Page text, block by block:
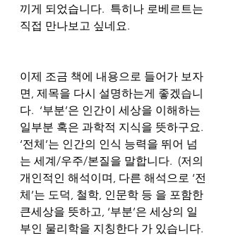
끼게 되었습니다.  특히나 로베르트는
직접 만나보고 싶네요.
이제 조금 책에 내용으로 들어가 보자
면, 제목을 다시 설명하는게 좋겠습니
다.  ‘부분’은 인간이 세상을 이해하는
일부분 혹은 과학적 지식을 뜻하구요.
‘전체’는 인간의 인식 능력을 뛰어 넘
는 세계/우주/본질을 말합니다.  (저의
개인적인 해석이며, 다른 해석으로 ‘전
체’는 도덕, 철학, 인문학 등 을 포함한
큰세상을 뜻하고, ‘부분’은 세상의 일
부인 물리학을 지칭한다 가 있습니다.